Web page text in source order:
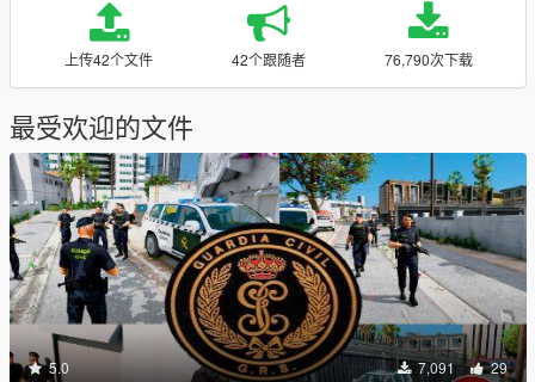
上传42个文件 42个跟随者 76,790次下载
最受欢迎的文件
5.0 7,091 29